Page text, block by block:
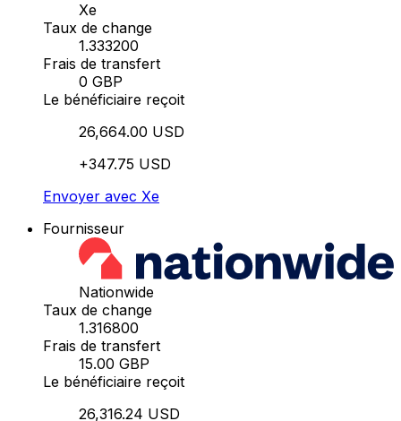
Xe
Taux de change
1.333200
Frais de transfert
0 GBP
Le bénéficiaire reçoit
26,664.00 USD
+347.75 USD
Envoyer avec Xe
Fournisseur
Nationwide
Taux de change
1.316800
Frais de transfert
15.00 GBP
Le bénéficiaire reçoit
26,316.24 USD